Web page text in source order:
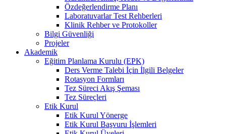
Özdeğerlendirme Planı
Laboratuvarlar Test Rehberleri
Klinik Rehber ve Protokoller
Bilgi Güvenliği
Projeler
Akademik
Eğitim Planlama Kurulu (EPK)
Ders Verme Talebi İçin İlgili Belgeler
Rotasyon Formları
Tez Süreci Akış Şeması
Tez Süreçleri
Etik Kurul
Etik Kurul Yönerge
Etik Kurul Başvuru İşlemleri